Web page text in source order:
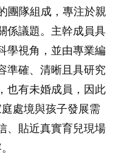
團隊組成，專注於親
係議題。主幹成員具
學視角，並由專業編
準確、清晰且具研究
也有未婚成員，因此
處境與孩子發展需
、貼近真實育兒現場